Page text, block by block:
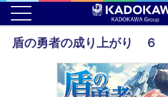
盾の勇者の成り上がり ６